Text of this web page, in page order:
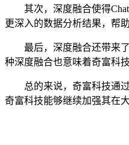
其次，深度融合使得
更深入的数据分析结果，帮
最后，深度融合还带来了
种深度融合也意味着奇富科
总的来说，奇富科技通过
奇富科技能够继续加强其在